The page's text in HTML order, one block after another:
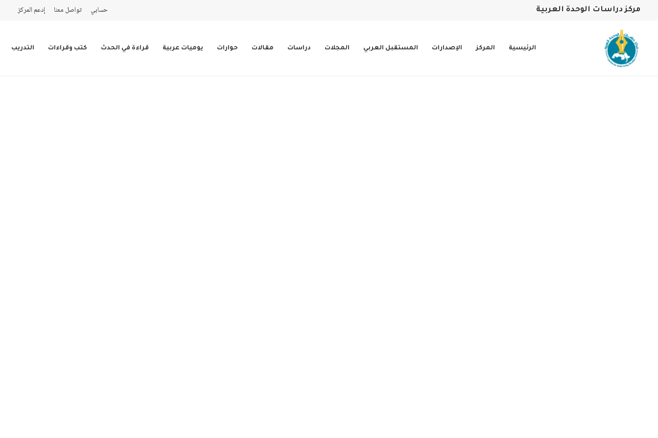
مركز دراسات الوحدة العربية حسابي تواصل معنا إدعم المركز
الرئيسية المركز الإصدارات المستقبل العربي المجلات دراسات مقالات حوارات يوميات عربية قراءة في الحدث كتب وقراءات التدريب